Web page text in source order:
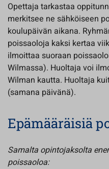
Opettaja tarkastaa
merkitsee ne sähköiseen
koulupäivän aikana.
poissaoloja kaksi kertaa
ilmoittaa suoraan
Wilmassa). Huoltaja voi
Wilman kautta. Huoltaja
(samana päivänä).
Epämääräisiä
Samalta opintojaksolta
poissaoloa: